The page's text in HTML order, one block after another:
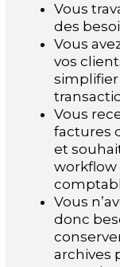
Vous
des
Vous
vos
simplifier
Vous
factures
et
workflow
Vous
donc
archives